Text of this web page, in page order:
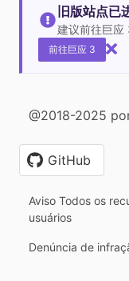
旧版站点已
建议前往巨应
前往巨应 3
@2018-2025
GitHub
Aviso Todos os
usuários
Denúncia de